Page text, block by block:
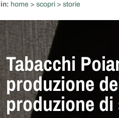
home >scopri >storie
Tabacchi
produzione
produzione